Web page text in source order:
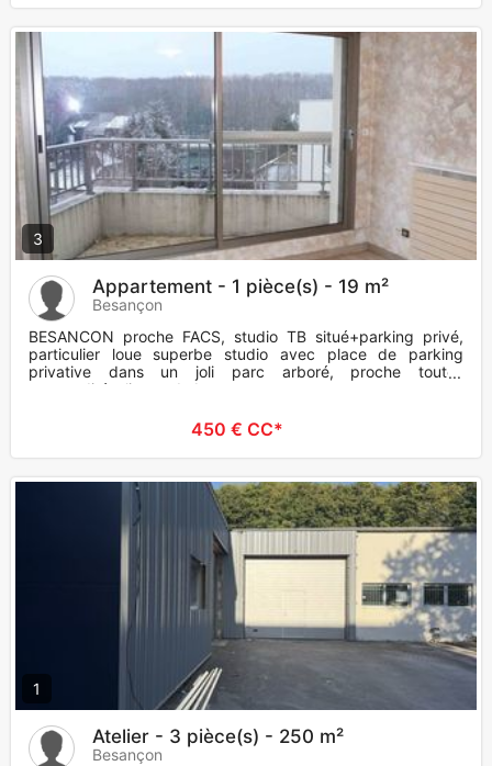
3
Appartement - 1 pièce(s) - 19 m²
Besançon
BESANCON proche FACS, studio TB situé+parking privé,
particulier loue superbe studio avec place de parking
privative dans un joli parc arboré, proche toutes
commodités, lignes de b
450 € CC*
1
Atelier - 3 pièce(s) - 250 m²
Besançon